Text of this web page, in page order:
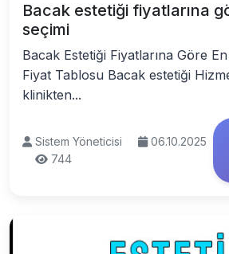
Bacak estetiği fiyatlarına
seçimi
Bacak Estetiği Fiyatlarına Göre
Fiyat Tablosu Bacak estetiği
klinikten...
Sistem Yöneticisi
06.10.2025
744